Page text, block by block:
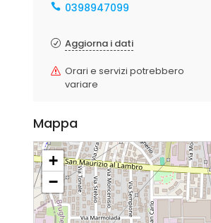
0398947099
Aggiorna i dati
Orari e servizi potrebbero
variare
Mappa
+
−